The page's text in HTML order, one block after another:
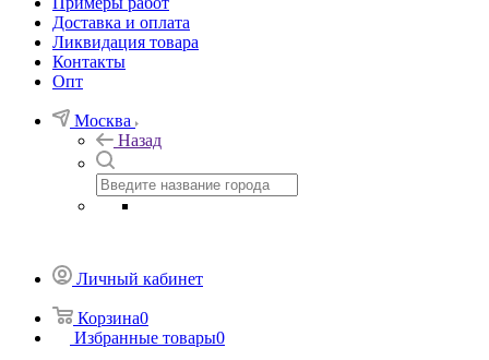
Доставка и оплата
Ликвидация товара
Контакты
Опт
Москва
Назад
Личный кабинет
Корзина0
Избранные товары0